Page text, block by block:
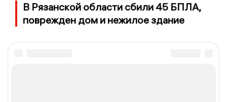
В Рязанской области сбили 45 БПЛА,
поврежден дом и нежилое здание